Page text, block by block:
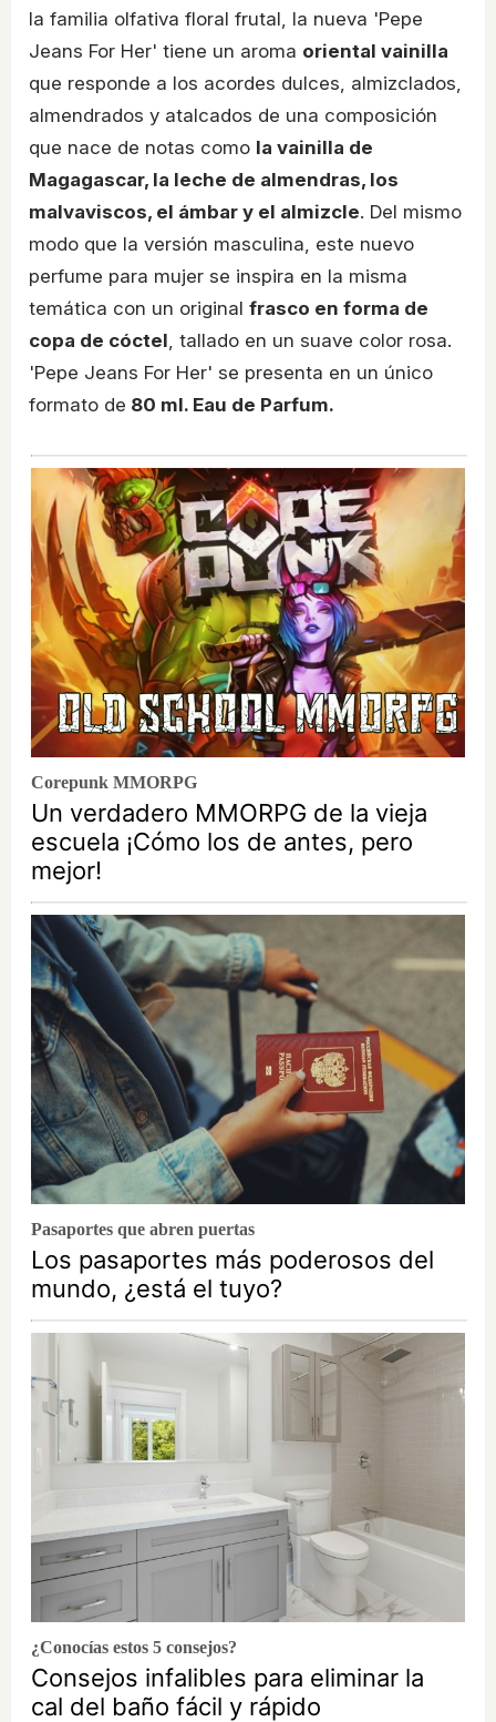
la familia olfativa floral frutal, la nueva 'Pepe
Jeans For Her' tiene un aroma oriental vainilla
que responde a los acordes dulces, almizclados,
almendrados y atalcados de una composición
que nace de notas como la vainilla de
Magagascar, la leche de almendras, los
malvaviscos, el ámbar y el almizcle. Del mismo
modo que la versión masculina, este nuevo
perfume para mujer se inspira en la misma
temática con un original frasco en forma de
copa de cóctel , tallado en un suave color rosa.
'Pepe Jeans For Her' se presenta en un único
formato de 80 ml. Eau de Parfum.
Corepunk MMORPG
Un verdadero MMORPG de la vieja
escuela ¡Cómo los de antes, pero
mejor!
Pasaportes que abren puertas
Los pasaportes más poderosos del
mundo, ¿está el tuyo?
¿Conocías estos 5 consejos?
Consejos infalibles para eliminar la
cal del baño fácil y rápido